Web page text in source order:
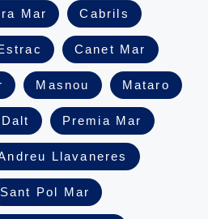
Mar Cabrils
Canet Mar
Masnou Mataro
Premia Mar
Llavaneres
Sant Pol Mar